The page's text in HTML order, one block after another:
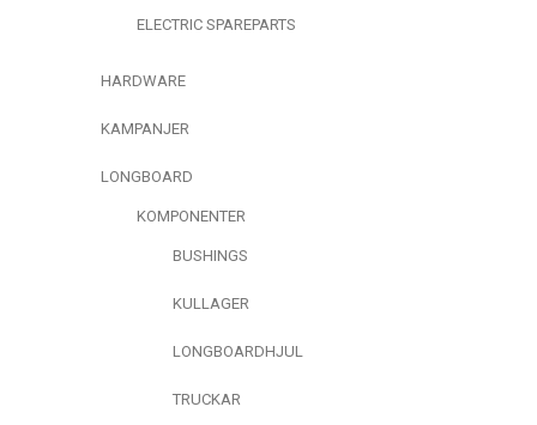
ELECTRIC SPAREPARTS
HARDWARE
KAMPANJER
LONGBOARD
KOMPONENTER
BUSHINGS
KULLAGER
LONGBOARDHJUL
TRUCKAR